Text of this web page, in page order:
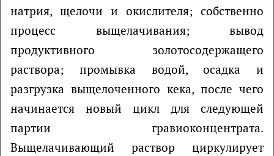
натрия, щелочи и окислителя; собственно
процесс выщелачивания; вывод
продуктивного золотосодержащего
раствора; промывка водой, осадка и
разгрузка выщелоченного кека, после чего
начинается новый цикл для следующей
партии гравиоконцентрата.
Выщелачивающий раствор циркулирует